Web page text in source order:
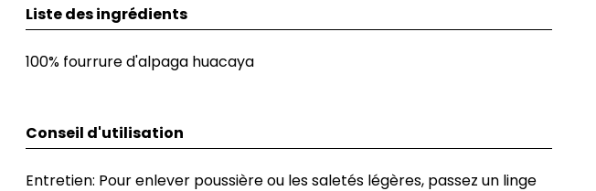
Liste des ingrédients
100% fourrure d'alpaga huacaya
Conseil d'utilisation
Entretien: Pour enlever poussière ou les saletés légères, passez un linge